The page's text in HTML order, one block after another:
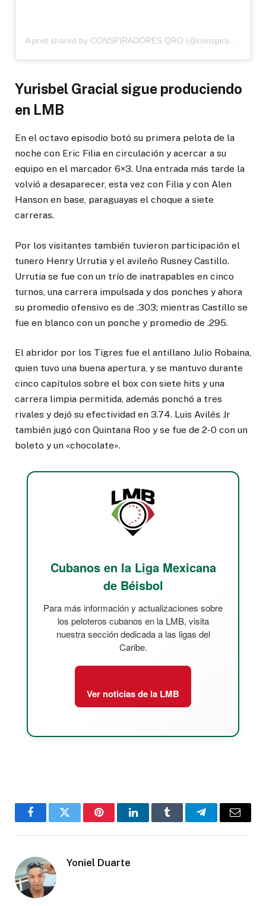
Yurisbel Gracial sigue produciendo
en LMB
En el octavo episodio botó su primera pelota de la
noche con Eric Filia en circulación y acercar a su
equipo en el marcador 6×3. Una entrada más tarde la
volvió a desaparecer, esta vez con Filia y con Alen
Hanson en base, paraguayas el choque a siete
carreras.
Por los visitantes también tuvieron participación el
tunero Henry Urrutia y el avileño Rusney Castillo.
Urrutia se fue con un trío de inatrapables en cinco
turnos, una carrera impulsada y dos ponches y ahora
su promedio ofensivo es de .303; mientras Castillo se
fue en blanco con un ponche y promedio de .295.
El abridor por los Tigres fue el antillano Julio Robaina,
quien tuvo una buena apertura, y se mantuvo durante
cinco capítulos sobre el box con siete hits y una
carrera limpia permitida, además ponchó a tres
rivales y dejó su efectividad en 3.74. Luis Avilés Jr
también jugó con Quintana Roo y se fue de 2-0 con un
boleto y un «chocolate».
Cubanos en la Liga Mexicana
de Béisbol
Para más información y actualizaciones sobre
los peloteros cubanos en la LMB, visita
nuestra sección dedicada a las ligas del
Caribe.
Ver noticias de la LMB
FacebookTwitter PinterestLinkedInTumblr TelegramEmail
Yoniel Duarte